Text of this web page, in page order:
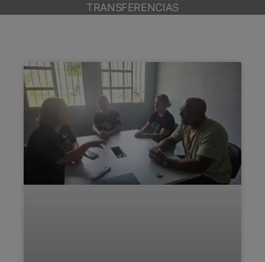
TRANSFERENCIAS